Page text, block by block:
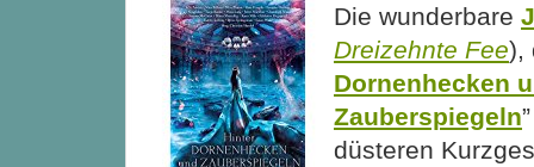
Die wunderbare
Dreizehnte Fee),
Dornenhecken
Zauberspiegeln
düsteren